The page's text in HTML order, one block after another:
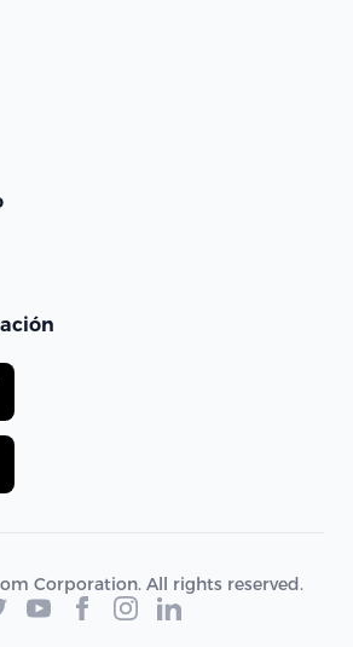
Corporation. All rights reserved.